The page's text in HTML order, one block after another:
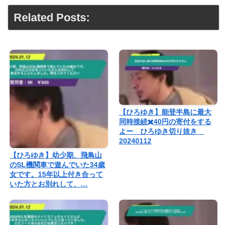
Related Posts:
【ひろゆき】幼少期、飛鳥山
のSL機関車で遊んでいた34歳
女です。15年以上付き合って
いた方とお別れして、…
【ひろゆき】能登半島に最大
同時接続✖️40円の寄付をする
よー ひろゆき切り抜き
20240112